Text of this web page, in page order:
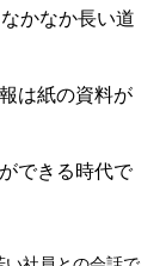
かなか長い道
は紙の資料が
できる時代で